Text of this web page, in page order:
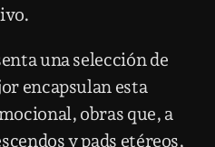
una selección de
encapsulan esta
obras que, a
y pads etéreos,